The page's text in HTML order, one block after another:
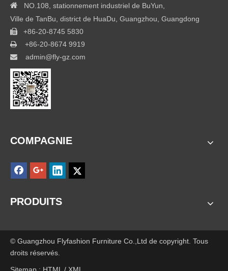
 NO.108, stationnement industriel de BuYun,
Ville de TanBu, district de HuaDu, Guangzhou, Guangdong
 +86-20-8745 5830
 +86-20-8674 9919
 admin@fly-gz.com
COMPAGNIE
PRODUITS
© Guangzhou Flyfashion Furniture Co.,Ltd de copyright. Tous
droits réservés.
Sitemap : HTML / XML